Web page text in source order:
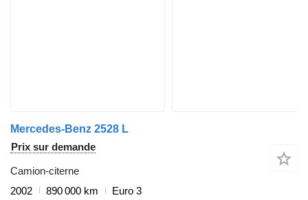
Mercedes-Benz 2528 L
Prix sur demande
Camion-citerne
2002
890 000 km Euro 3